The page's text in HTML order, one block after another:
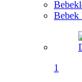
Bebek
1